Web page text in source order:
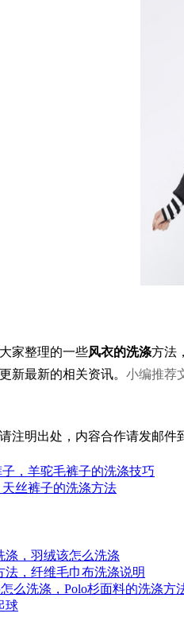
家整理的一些风衣的洗涤方法
新最新的相关资讯。 小编推荐
明出处，内容合作请发邮件
，羊驼毛裤子的洗涤技巧
丝裤子的洗涤方法
涤，羽绒该怎么洗涤
法，纤维毛巾布洗涤说明
么洗涤，Polo杉面料的洗涤方
球